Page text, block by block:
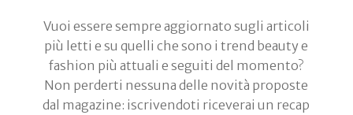
Vuoi essere sempre aggiornato sugli articoli
più letti e su quelli che sono i trend beauty e
fashion più attuali e seguiti del momento?
Non perderti nessuna delle novità proposte
dal magazine: iscrivendoti riceverai un recap